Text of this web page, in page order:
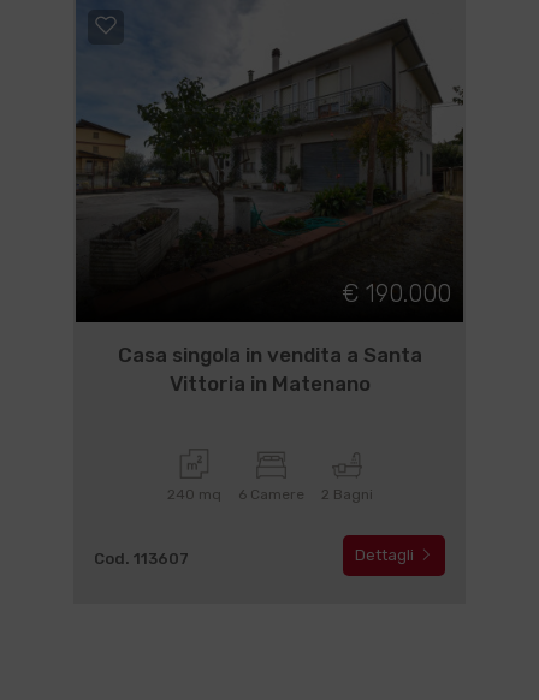
€ 190.000
Casa singola in vendita a Santa
Vittoria in Matenano
240 mq 6 Camere 2 Bagni
Cod. 113607 Dettagli